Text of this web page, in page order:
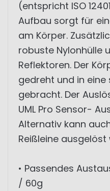
(entspricht ISO
Aufbau sorgt für
am Körper.
robuste Nylonhülle
Reflektoren. Der
gedreht und in eine
gebracht. Der
UML Pro Sensor-
Alternativ kann
Reißleine ausgelöst
• Passendes
/ 60g